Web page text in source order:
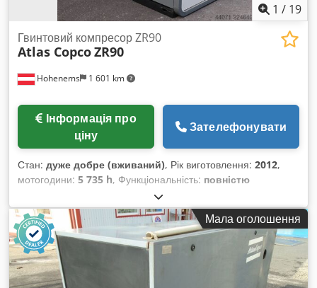
1 / 19
Hohenems 1 601 km
Гвинтовий компресор ZR90
Atlas CopcoZR90
ціну
Зателефонувати
Стан: дуже добре (вживаний), Рік виготовлення: 2012,
мотогодини: 5 735 h, Функціональність: повністю
, Масляний гвинтовий компресор Atlas
Copco ZR90 Dwsdpfxezqvvae Aa Eoa 90 кВт 7,50 бар 14 м³/
хв Рік виготовлення: 2012 Кількість відпрацьованих годин:
5735
Мала оголошення